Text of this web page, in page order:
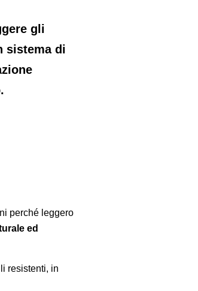
gli
sistema di
perché leggero
ed
resistenti, in